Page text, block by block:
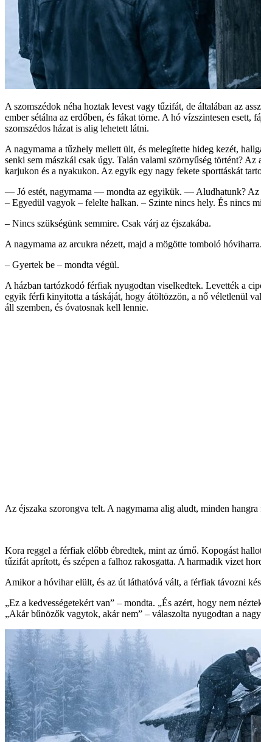
A szomszédok néha hoztak levest vagy tűzifát, de általában az
ember sétálna az erdőben, és fákat törne. A hó vízszintesen
szomszédos házat is alig lehetett látni.
A nagymama a tűzhely mellett ült, és melegítette hideg kezét,
senki sem mászkál csak úgy. Talán valami szörnyűség történt?
karjukon és a nyakukon. Az egyik egy nagy fekete sporttáskát
— Jó estét, nagymama — mondta az egyikük. — Aludhatunk? Az
– Egyedül vagyok – felelte halkan. – Szinte nincs hely. És nincs
– Nincs szükségünk semmire. Csak várj az éjszakába.
A nagymama az arcukra nézett, majd a mögötte tomboló
– Gyertek be – mondta végül.
A házban tartózkodó férfiak nyugodtan viselkedtek. Levették a
egyik férfi kinyitotta a táskáját, hogy átöltözzön, a nő véletlenül
áll szemben, és óvatosnak kell lennie.
Az éjszaka szorongva telt. A nagymama alig aludt, minden
Kora reggel a férfiak előbb ébredtek, mint az úrnő. Kopogást
tűzifát aprított, és szépen a falhoz rakosgatta. A harmadik vizet
Amikor a hóvihar elült, és az út láthatóvá vált, a férfiak távozni
„Ez a kedvességetekért van” – mondta. „És azért, hogy nem
„Akár bűnözők vagytok, akár nem” – válaszolta nyugodtan a